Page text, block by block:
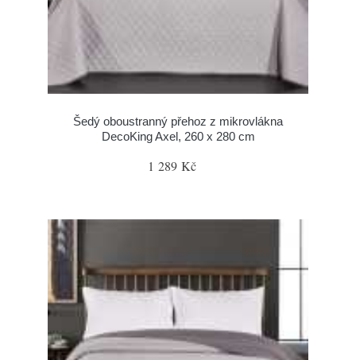
Šedý oboustranný přehoz z mikrovlákna
DecoKing Axel, 260 x 280 cm
1 289 Kč